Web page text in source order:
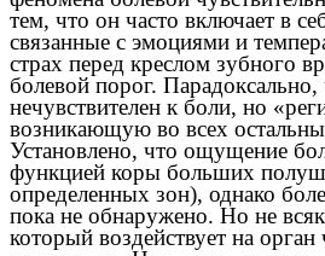
тем, что он часто включает в
связанные с эмоциями и
страх перед креслом зубного
болевой порог.
нечувствителен к боли, но
возникающую во всех
Установлено, что ощущение
функцией коры больших
определенных зон), однако
пока не обнаружено. Но не
который воздействует на